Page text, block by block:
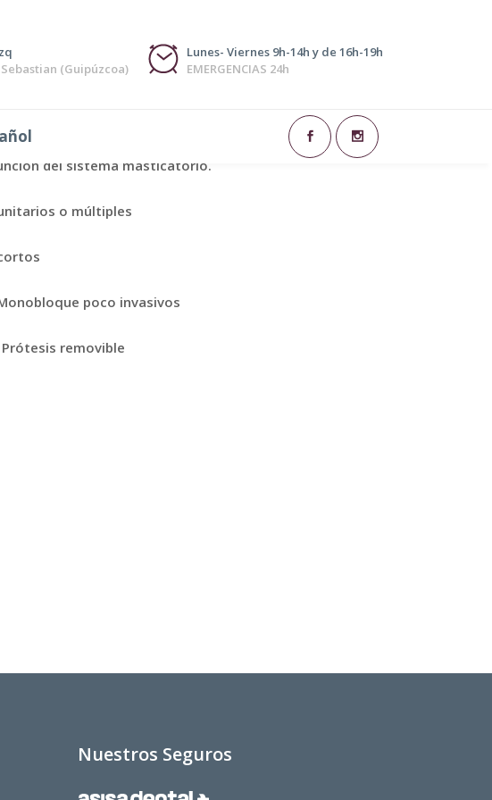
(Guipúzcoa)
Lunes- Viernes 9h-14h y de 16h-19h
EMERGENCIAS 24h
es la parte de la odontología que se encarga de
ausentes con implantes dentales, recuperando la
del sistema masticatorio.
o múltiples
poco invasivos
removible
Nuestros Seguros